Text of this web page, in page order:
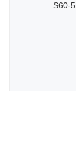
S60-5